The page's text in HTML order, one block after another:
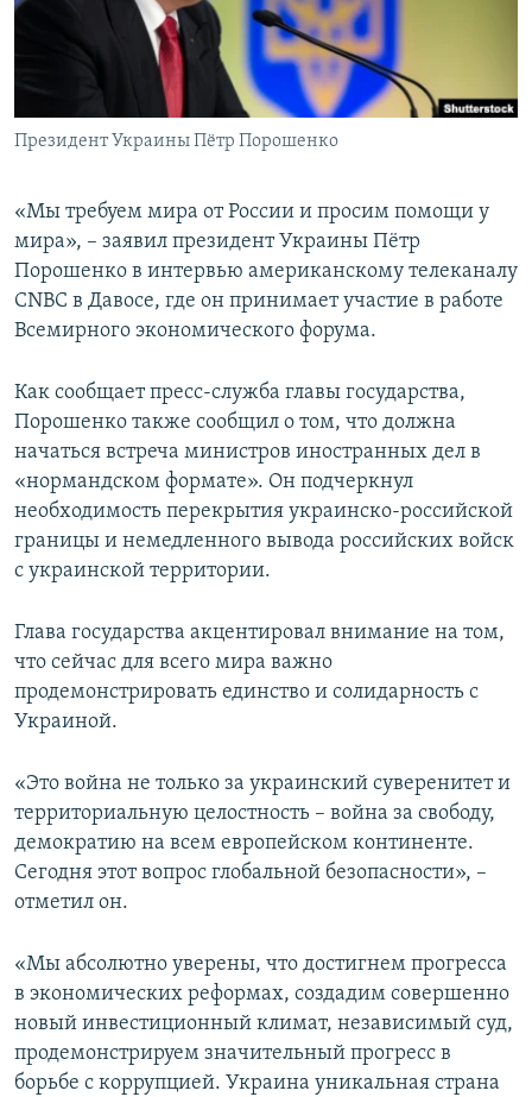
ПОБЕДИТЕЛЕЙ НЕ СУДЯТ?
КРЫМ.НЕПОКОРЕННЫЙ
УКРАИНСКАЯ ПРОБЛЕМА КРЫМА
ПРИСОЕДИНЯЙТЕСЬ!
Президент Украины Пётр Порошенко
«Мы требуем мира от России и просим помощи у
мира», – заявил президент Украины Пётр
Порошенко в интервью американскому телеканалу
CNBС в Давосе, где он принимает участие в работе
Всемирного экономического форума.
Как сообщает пресс-служба главы государства,
Порошенко также сообщил о том, что должна
начаться встреча министров иностранных дел в
«нормандском формате». Он подчеркнул
необходимость перекрытия украинско-российской
границы и немедленного вывода российских войск
с украинской территории.
Глава государства акцентировал внимание на том,
что сейчас для всего мира важно
продемонстрировать единство и солидарность с
Украиной.
«Это война не только за украинский суверенитет и
территориальную целостность – война за свободу,
демократию на всем европейском континенте.
Сегодня этот вопрос глобальной безопасности», –
отметил он.
«Мы абсолютно уверены, что достигнем прогресса
в экономических реформах, создадим совершенно
новый инвестиционный климат, независимый суд,
продемонстрируем значительный прогресс в
борьбе с коррупцией. Украина уникальная страна